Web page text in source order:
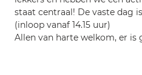
staat centraal! De vaste dag
(inloop vanaf 14.15 uur)
Allen van harte welkom, er